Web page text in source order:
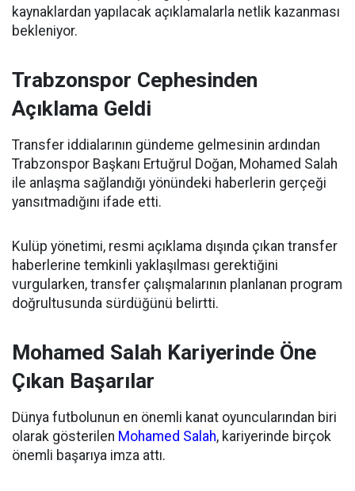
kaynaklardan yapılacak açıklamalarla netlik kazanması
bekleniyor.
Trabzonspor Cephesinden
Açıklama Geldi
Transfer iddialarının gündeme gelmesinin ardından
Trabzonspor Başkanı Ertuğrul Doğan, Mohamed Salah
ile anlaşma sağlandığı yönündeki haberlerin gerçeği
yansıtmadığını ifade etti.
Kulüp yönetimi, resmi açıklama dışında çıkan transfer
haberlerine temkinli yaklaşılması gerektiğini
vurgularken, transfer çalışmalarının planlanan program
doğrultusunda sürdüğünü belirtti.
Mohamed Salah Kariyerinde Öne
Çıkan Başarılar
Dünya futbolunun en önemli kanat oyuncularından biri
olarak gösterilen Mohamed Salah, kariyerinde birçok
önemli başarıya imza attı.